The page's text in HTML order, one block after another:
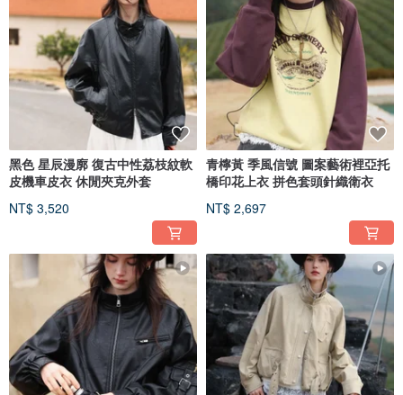
黑色 星辰漫廓 復古中性荔枝紋軟
皮機車皮衣 休閒夾克外套
NT$ 3,520
青檸黃 季風信號 圖案藝術裡亞托
橋印花上衣 拼色套頭針織衛衣
NT$ 2,697